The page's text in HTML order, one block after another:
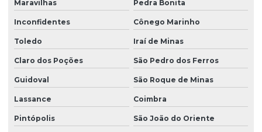
Maravilhas Pedra Bonita
Inconfidentes Cônego Marinho
Toledo Iraí de Minas
Claro dos Poções São Pedro dos Ferros
Guidoval São Roque de Minas
Lassance Coimbra
Pintópolis São João do Oriente